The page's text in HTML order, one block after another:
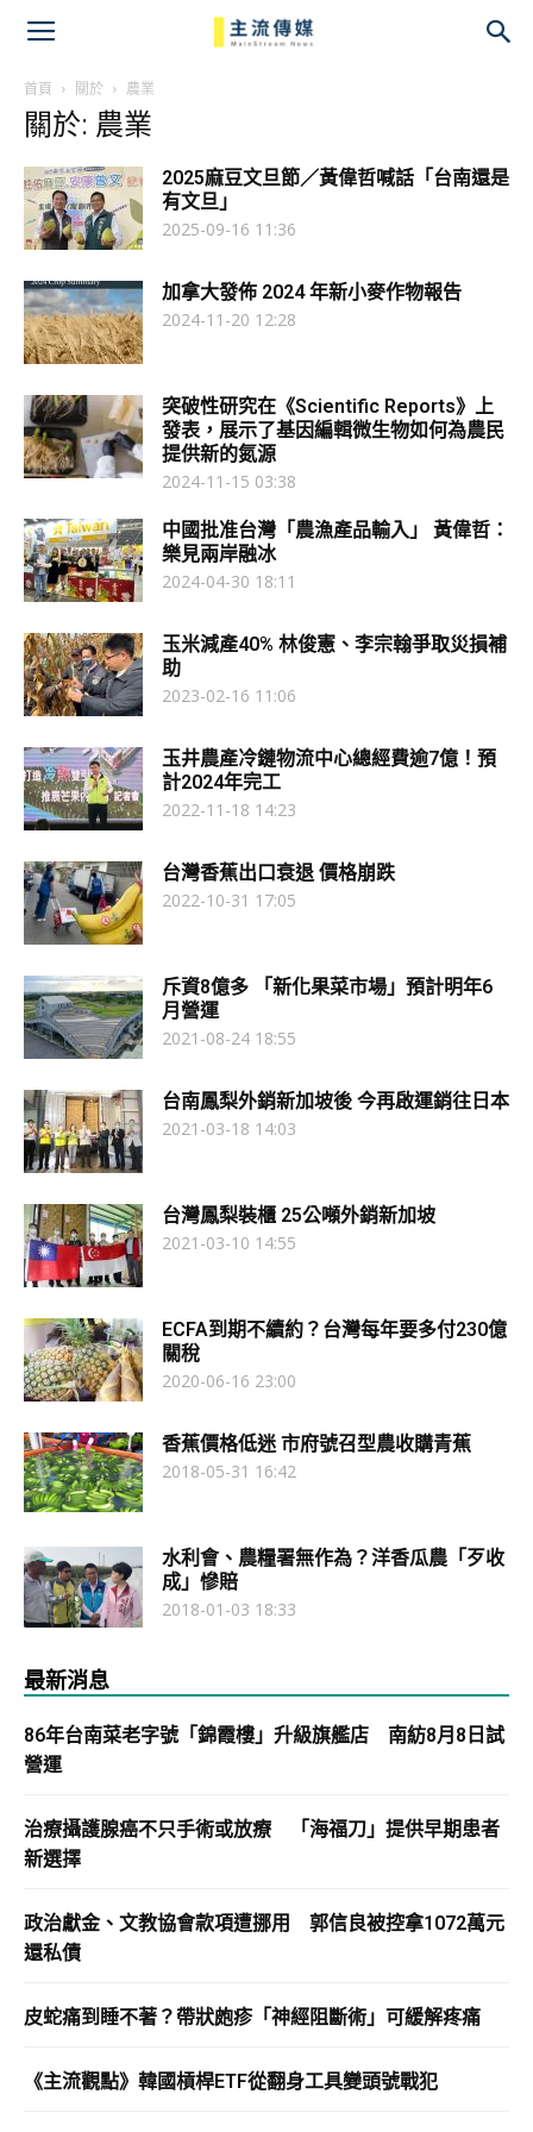
首頁 關於 農業
關於: 農業
2025麻豆文旦節／黃偉哲喊話「台南還是
有文旦」
2025-09-16 11:36
加拿大發佈 2024 年新小麥作物報告
2024-11-20 12:28
突破性研究在《Scientific Reports》上
發表，展示了基因編輯微生物如何為農民
提供新的氮源
2024-11-15 03:38
中國批准台灣「農漁產品輸入」 黃偉哲：
樂見兩岸融冰
2024-04-30 18:11
玉米減產40% 林俊憲、李宗翰爭取災損補
助
2023-02-16 11:06
玉井農產冷鏈物流中心總經費逾7億！預
計2024年完工
2022-11-18 14:23
台灣香蕉出口衰退 價格崩跌
2022-10-31 17:05
斥資8億多 「新化果菜市場」預計明年6
月營運
2021-08-24 18:55
台南鳳梨外銷新加坡後 今再啟運銷往日本
2021-03-18 14:03
台灣鳳梨裝櫃 25公噸外銷新加坡
2021-03-10 14:55
ECFA到期不續約？台灣每年要多付230億
關稅
2020-06-16 23:00
香蕉價格低迷 市府號召型農收購青蕉
2018-05-31 16:42
水利會、農糧署無作為？洋香瓜農「歹收
成」慘賠
2018-01-03 18:33
最新消息
86年台南菜老字號「錦霞樓」升級旗艦店 南紡8月8日試
營運
治療攝護腺癌不只手術或放療 「海福刀」提供早期患者
新選擇
政治獻金、文教協會款項遭挪用 郭信良被控拿1072萬元
還私債
皮蛇痛到睡不著？帶狀皰疹「神經阻斷術」可緩解疼痛
《主流觀點》韓國槓桿ETF從翻身工具變頭號戰犯